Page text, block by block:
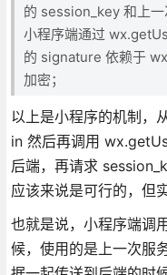
的 session_key 和上
小程序端通过
的 signature 依赖于
加密；
以上是小程序的机制，
in 然后再调用
后端，再请求
应该来说是可行的，但
也就是说，小程序端调
候，使用的是上一次服